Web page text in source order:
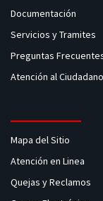
Documentación
Servicios y Tramites
Preguntas
Atención al Ciudadano
Mapa del Sitio
Atención en Linea
Quejas y Reclamos